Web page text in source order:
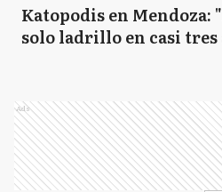
Katopodis en Mendoza:
solo ladrillo en casi tres
Ads